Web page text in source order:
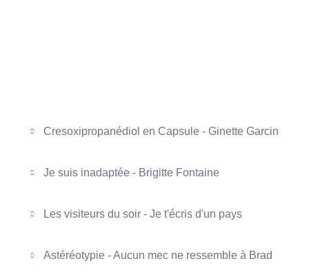
Cresoxipropanédiol en Capsule - Ginette Garcin
Je suis inadaptée - Brigitte Fontaine
Les visiteurs du soir - Je t'écris d'un pays
Astéréotypie - Aucun mec ne ressemble à Brad